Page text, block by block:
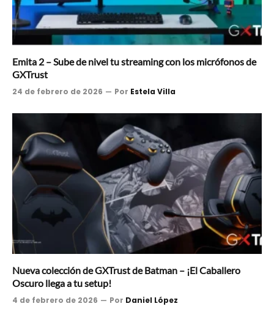
Emita 2 – Sube de nivel tu streaming con los micrófonos de
GXTrust
24 de febrero de 2026 Por Estela Villa
Nueva colección de GXTrust de Batman – ¡El Caballero
Oscuro llega a tu setup!
4 de febrero de 2026 Por Daniel López